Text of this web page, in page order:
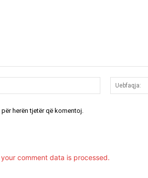
Email:*
herën tjetër që komentoj.
comment data is processed.